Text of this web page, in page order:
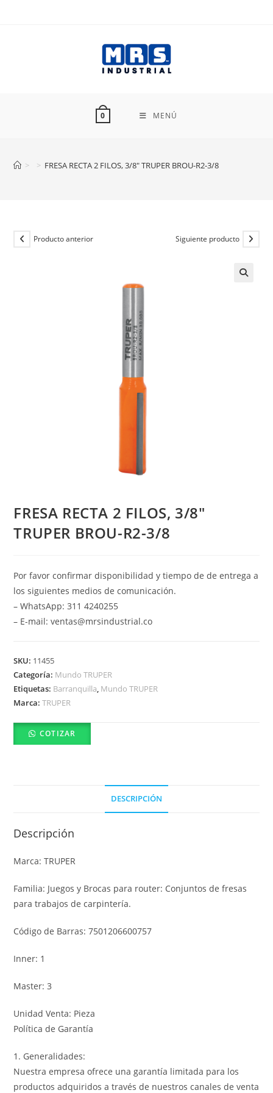
0 MENÚ
> > FRESA RECTA 2 FILOS, 3/8″ TRUPER BROU-R2-3/8
Producto anterior Siguiente producto
FRESA RECTA 2 FILOS, 3/8″
TRUPER BROU-R2-3/8
Por favor confirmar disponibilidad y tiempo de de entrega a
los siguientes medios de comunicación.
– WhatsApp: 311 4240255
– E-mail: ventas@mrsindustrial.co
SKU: 11455
Categoría: Mundo TRUPER
Etiquetas: Barranquilla, Mundo TRUPER
Marca:TRUPER
COTIZAR
DESCRIPCIÓN
Descripción
Marca: TRUPER
Familia: Juegos y Brocas para router: Conjuntos de fresas
para trabajos de carpintería.
Código de Barras: 7501206600757
Inner: 1
Master: 3
Unidad Venta: Pieza
Política de Garantía
1. Generalidades:
Nuestra empresa ofrece una garantía limitada para los
productos adquiridos a través de nuestros canales de venta